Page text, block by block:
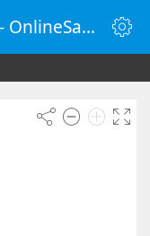
Berlin, Almanya saat kaç - OnlineSaat.web.tr